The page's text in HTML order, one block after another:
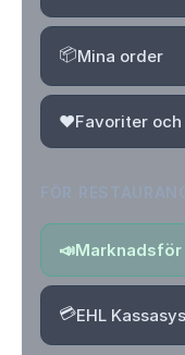
📦Mina order
❤️Favoriter
📣
💳EHL